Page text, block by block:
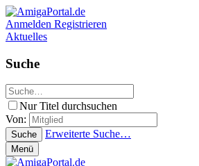
Anmelden Registrieren
Aktuelles
Suche
Nur Titel durchsuchen
Von:
Suche Erweiterte Suche…
Menü